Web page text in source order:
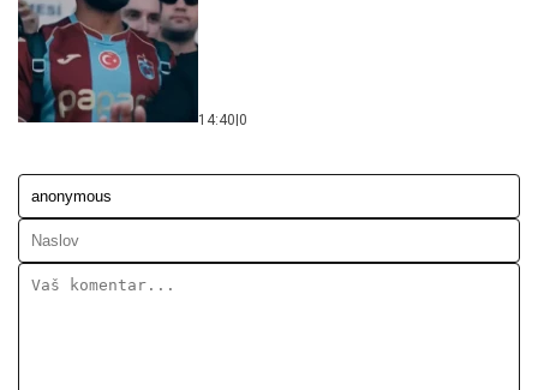
14:40 0